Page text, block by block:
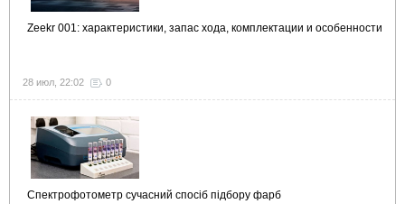
Zeekr 001: характеристики, запас хода, комплектации и особенности
28 июл, 22:02 0
Спектрофотометр сучасний спосіб підбору фарб